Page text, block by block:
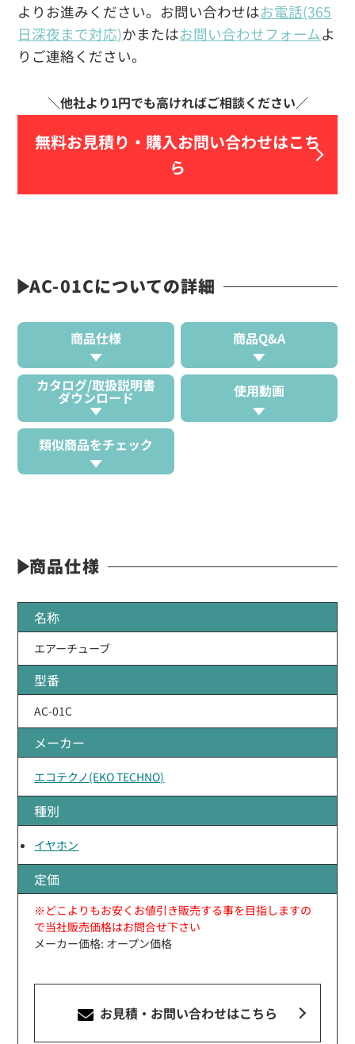
よりお進みください。お問い合わせはお電話(365
日深夜まで対応)かまたはお問い合わせフォームよ
りご連絡ください。
無料お見積り・ 購入お問い合わせはこち
ら
AC-01Cについての詳細
商品仕様 商品Q&A
カタログ/取扱説明書
ダウンロード 使用動画
類似商品をチェック
商品仕様
名称
エアーチューブ
型番
AC-01C
メーカー
エコテクノ(EKO TECHNO)
種別
イヤホン
定価
※どこよりもお安くお値引き販売する事を目指しますの
で当社販売価格はお問合せ下さい
メーカー価格: オープン価格
お見積・お問い合わせはこちら